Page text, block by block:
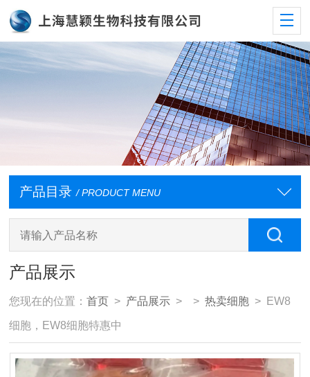
产品目录 / PRODUCT MENU
产品展示
您现在的位置：首页 > 产品展示 > >热卖细胞 > EW8
细胞，EW8细胞特惠中